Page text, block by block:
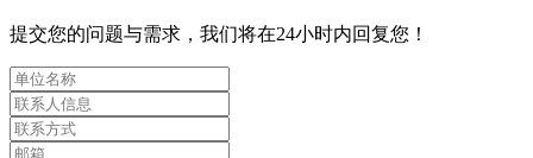
提交您的问题与需求，我们将在24小时内回复您！